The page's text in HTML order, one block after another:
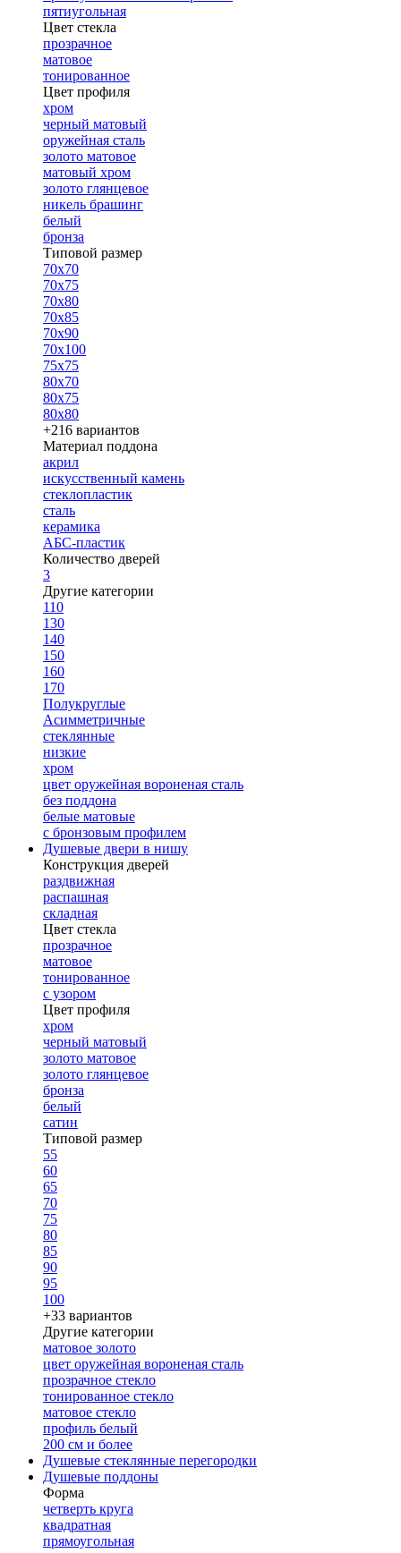
пятиугольная
Цвет стекла
прозрачное
матовое
тонированное
Цвет профиля
хром
черный матовый
оружейная сталь
золото матовое
матовый хром
золото глянцевое
никель брашинг
белый
бронза
Типовой размер
70х70
70х75
70х80
70х85
70х90
70х100
75х75
80х70
80х75
80х80
+216 вариантов
Материал поддона
акрил
искусственный камень
стеклопластик
сталь
керамика
АБС-пластик
Количество дверей
3
Другие категории
110
130
140
150
160
170
Полукруглые
Асимметричные
стеклянные
низкие
хром
цвет оружейная вороненая сталь
без поддона
белые матовые
с бронзовым профилем
Душевые двери в нишу
Конструкция дверей
раздвижная
распашная
складная
Цвет стекла
прозрачное
матовое
тонированное
с узором
Цвет профиля
хром
черный матовый
золото матовое
золото глянцевое
бронза
белый
сатин
Типовой размер
55
60
65
70
75
80
85
90
95
100
+33 вариантов
Другие категории
матовое золото
цвет оружейная вороненая сталь
прозрачное стекло
тонированное стекло
матовое стекло
профиль белый
200 см и более
Душевые стеклянные перегородки
Душевые поддоны
Форма
четверть круга
квадратная
прямоугольная